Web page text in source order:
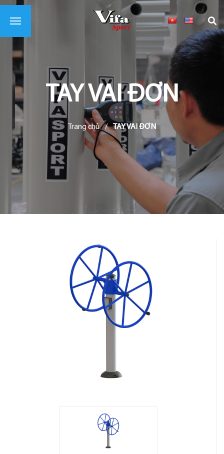
TAY VAI ĐƠN
Trang chủ / TAY VAI ĐƠN